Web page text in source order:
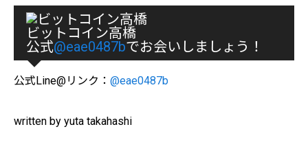
ビットコイン高橋
公式@eae0487bでお会いしましょう！
公式Line@リンク： @eae0487b
written by yuta takahashi